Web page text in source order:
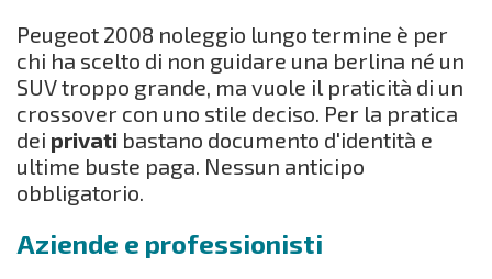
Peugeot 2008 noleggio lungo termine è per
chi ha scelto di non guidare una berlina né un
SUV troppo grande, ma vuole il praticità di un
crossover con uno stile deciso. Per la pratica
dei privati bastano documento d'identità e
ultime buste paga. Nessun anticipo
obbligatorio.
Aziende e professionisti